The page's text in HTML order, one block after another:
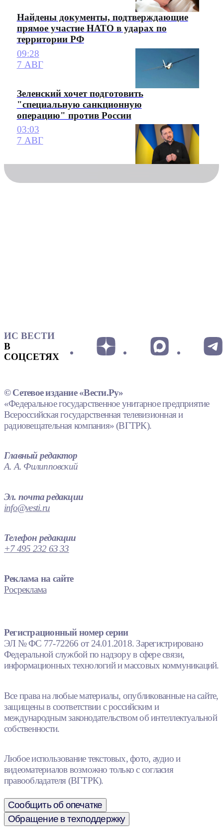
Найдены документы, подтверждающие
прямое участие НАТО в ударах по
территории РФ
09:28
7 АВГ
Зеленский хочет подготовить
"специальную санкционную
операцию" против России
03:03
7 АВГ
ИС ВЕСТИ
В
СОЦСЕТЯХ
© Сетевое издание «Вести.Ру»
«Федеральное государственное унитарное предприятие
Всероссийская государственная телевизионная и
радиовещательная компания» (ВГТРК).
Главный редактор
А. А. Филипповский
Эл. почта редакции
info@vesti.ru
Телефон редакции
+7 495 232 63 33
Реклама на сайте
Росреклама
Регистрационный номер серии
ЭЛ № ФС 77-72266 от 24.01.2018. Зарегистрировано
Федеральной службой по надзору в сфере связи,
информационных технологий и массовых коммуникаций.
Все права на любые материалы, опубликованные на сайте,
защищены в соответствии с российским и
международным законодательством об интеллектуальной
собственности.
Любое использование текстовых, фото, аудио и
видеоматериалов возможно только с согласия
правообладателя (ВГТРК).
Сообщить об опечатке
Обращение в техподдержку